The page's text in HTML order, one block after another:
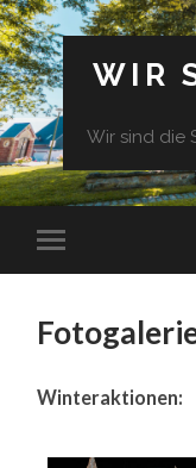
WIR
Wir sind die
Winteraktionen: